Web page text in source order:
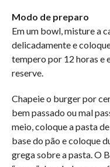
Modo de preparo
Em um bowl, misture a
delicadamente e
tempero por 12 horas e
reserve.
Chapeie o burger por
bem passado ou mal
meio, coloque a pasta
base do pão e coloque
grega sobre a pasta. O